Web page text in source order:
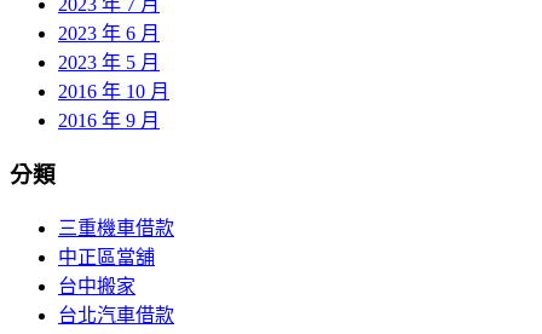
2023 年 7 月
2023 年 6 月
2023 年 5 月
2016 年 10 月
2016 年 9 月
分類
三重機車借款
中正區當舖
台中搬家
台北汽車借款